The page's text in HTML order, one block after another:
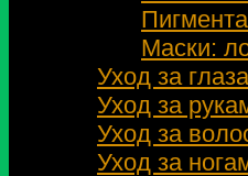
Маски:
Уход за
Уход за
Уход за
Уход за